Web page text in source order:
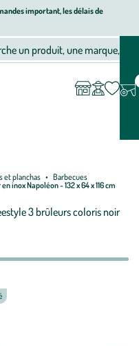
important, les délais de
décoration, alimentation bio
un produit, une marque, un
compte
et planchas
Barbecues
inox Napoléon - 132 x 64 x 116 cm